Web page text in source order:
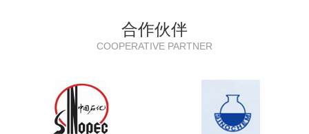
合作伙伴
COOPERATIVE PARTNER